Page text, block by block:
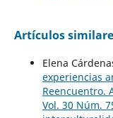
Artículos
Elena
experiencias
Reencuentro.
Vol. 30 Núm.